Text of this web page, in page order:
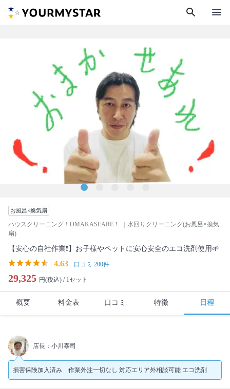
search menu
お風呂×換気扇
ハウスクリーニング！OMAKASEARE！
｜水回りクリーニング(お風呂×換気
扇)
【安心の自社作業❗️】お子様やペットに安心安全のエコ洗剤使用🌱
4.63 口コミ 200件
29,325 円(税込) / 1セット
概要 料金表 口コミ 特徴 日程
店長：小川泰司
損害保険加入済み 作業外注一切なし 対応エリア外相談可能 エコ洗剤